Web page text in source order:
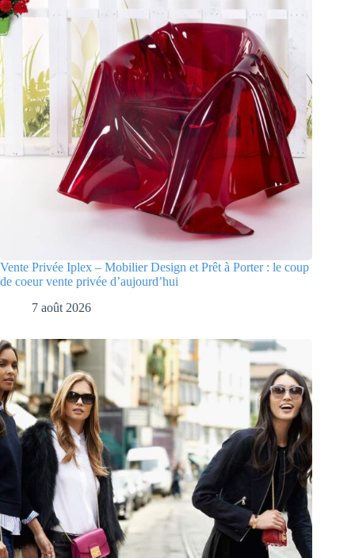
Vente Privée Iplex – Mobilier Design et Prêt à Porter : le coup
de coeur vente privée d’aujourd’hui
7 août 2026